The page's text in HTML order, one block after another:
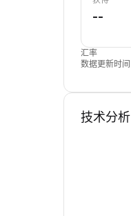
汇率
数据更新时间
技术分析